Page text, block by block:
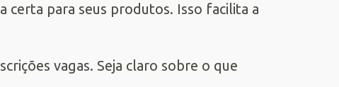
certa para seus produtos. Isso facilita a
vagas. Seja claro sobre o que